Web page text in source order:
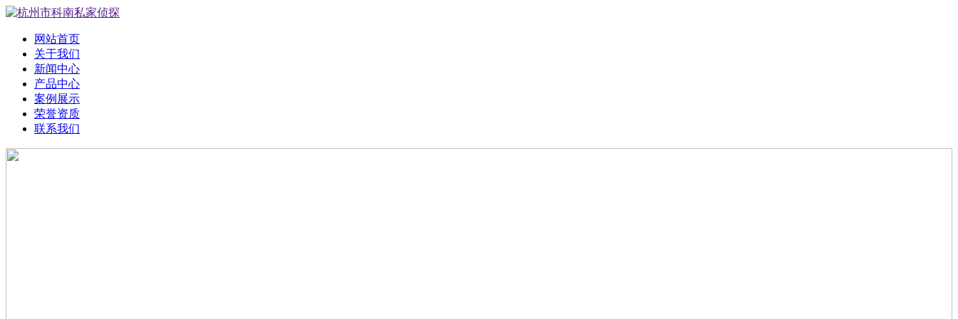
网站首页
关于我们
新闻中心
产品中心
案例展示
荣誉资质
联系我们